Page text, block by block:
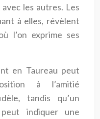
les autres. Les
à elles, révèlent
l’on exprime ses
en Taureau peut
à l’amitié
tandis qu’un
indiquer une